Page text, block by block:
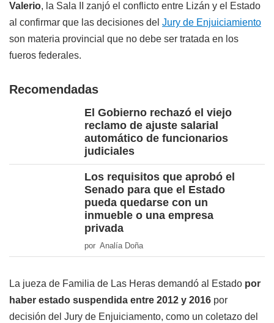
Valerio, la Sala II zanjó el conflicto entre Lizán y el Estado
al confirmar que las decisiones del Jury de Enjuiciamiento
son materia provincial que no debe ser tratada en los
fueros federales.
Recomendadas
El Gobierno rechazó el viejo
reclamo de ajuste salarial
automático de funcionarios
judiciales
Los requisitos que aprobó el
Senado para que el Estado
pueda quedarse con un
inmueble o una empresa
privada
por Analía Doña
La jueza de Familia de Las Heras demandó al Estado por
haber estado suspendida entre 2012 y 2016 por
decisión del Jury de Enjuiciamento, como un coletazo del